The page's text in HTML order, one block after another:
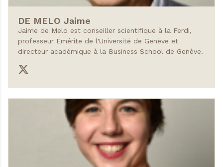
DE MELO Jaime
Jaime de Melo est conseiller scientifique à la Ferdi,
professeur Émérite de l'Université de Genève et
directeur académique à la Business School de Genève.